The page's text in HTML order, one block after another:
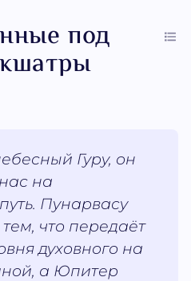
под
Гуру, он
на
Пунарвасу
что передаёт
духовного на
а Юпитер